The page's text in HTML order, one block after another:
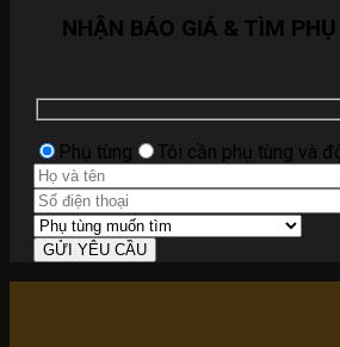
NHẬN BÁO GIÁ & TÌM
Phụ tùng Tôi cần phụ tùng và